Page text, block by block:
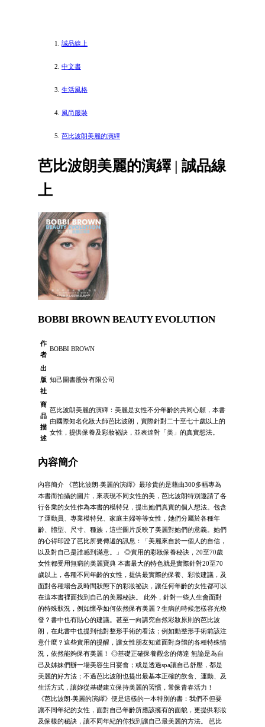
誠品線上
中文書
生活風格
風尚服裝
芭比波朗美麗的演繹
芭比波朗美麗的演繹 | 誠品線
上
BOBBI BROWN BEAUTY EVOLUTION
作
者
BOBBI BROWN
出
版
社
知己圖書股份有限公司
商
品
描
述
芭比波朗美麗的演繹：美麗是女性不分年齡的共同心願，本書
由國際知名化妝大師芭比波朗，實際針對二十至七十歲以上的
女性，提供保養及彩妝祕訣，並表達對「美」的真實想法。
內容簡介
內容簡介 《芭比波朗‧美麗的演繹》最珍貴的是藉由300多幅專為
本書而拍攝的圖片，來表現不同女性的美，芭比波朗特別邀請了各
行各業的女性作為本書的模特兒，提出她們真實的個人想法。包含
了運動員、專業模特兒、家庭主婦等等女性，她們分屬於各種年
齡、體型、尺寸、種族，這些圖片反映了美麗對她們的意義。她們
的心得印證了芭比所要傳遞的訊息：「美麗來自於一個人的自信，
以及對自己是誰感到滿意。」 ◎實用的彩妝保養秘訣，20至70歲
女性都受用無窮的美麗寶典 本書最大的特色就是實際針對20至70
歲以上，各種不同年齡的女性，提供最實際的保養、彩妝建議，及
面對各種場合及時間狀態下的彩妝祕訣，讓任何年齡的女性都可以
在這本書裡面找到自己的美麗秘訣。 此外，針對一些人生會面對
的特殊狀況，例如懷孕如何依然保有美麗？生病的時候怎樣容光煥
發？書中也有貼心的建議。甚至一向講究自然彩妝原則的芭比波
朗，在此書中也提到他對整形手術的看法；例如動整形手術前該注
意什麼？這些實用的提醒，讓女性朋友知道面對身體的各種特殊情
況，依然能夠保有美麗！ ◎基礎正確保養觀念的傳達 無論是為自
己及姊妹們辦一場美容生日宴會；或是透過spa讓自己舒壓，都是
美麗的好方法；不過芭比波朗也提出最基本正確的飲食、運動、及
生活方式，讓妳從基礎建立保持美麗的習慣，常保青春活力！
《芭比波朗‧美麗的演繹》便是這樣的一本特別的書：我們不但要
讓不同年紀的女性，面對自己年齡所應該擁有的面貌，更提供彩妝
及保樣的秘訣，讓不同年紀的你找到讓自己最美麗的方法。 芭比